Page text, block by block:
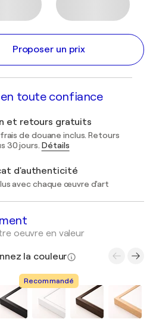
Proposer un prix
toute confiance
et retours gratuits
de douane inclus. Retours
30 jours. Détails
d'authenticité
avec chaque œuvre d'art
oeuvre en valeur
la couleur
Recommandé